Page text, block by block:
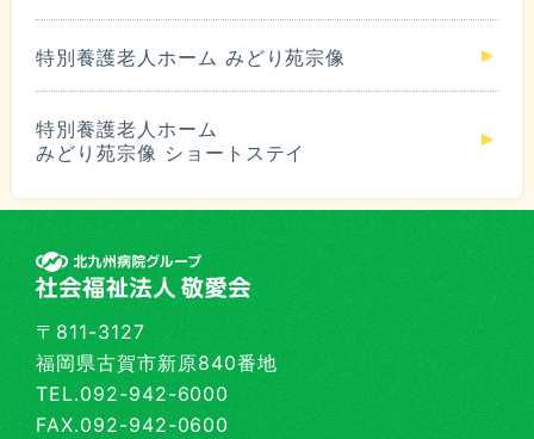
特別養護老人ホーム みどり苑宗像
特別養護老人ホーム
みどり苑宗像 ショートステイ
〒811-3127
福岡県古賀市新原840番地
TEL.092-942-6000
FAX.092-942-0600